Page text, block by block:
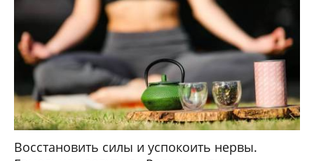
Восстановить силы и успокоить нервы.